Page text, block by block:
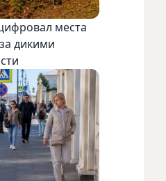
места
дикими